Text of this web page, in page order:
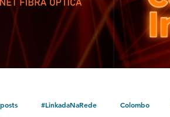
#LinkadaNaRede Colombo